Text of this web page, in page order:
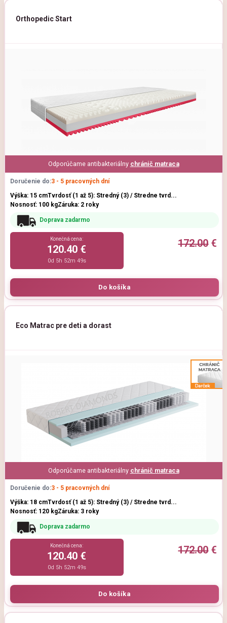
Orthopedic Start
Odporúčame antibakteriálny chránič matraca
Doručenie do:3 - 5 pracovných dní
Výška: 15 cmTvrdosť (1 až 5): Stredný (3) / Stredne tvrd...
Nosnosť: 100 kgZáruka: 2 roky
Doprava zadarmo
172.00€
Konečná cena:
120.40 €
0d 5h 52m 47s
Eco Matrac pre deti a dorast
Odporúčame antibakteriálny chránič matraca
Doručenie do:3 - 5 pracovných dní
Výška: 18 cmTvrdosť (1 až 5): Stredný (3) / Stredne tvrd...
Nosnosť: 120 kgZáruka: 3 roky
Doprava zadarmo
172.00€
Konečná cena:
120.40 €
0d 5h 52m 47s